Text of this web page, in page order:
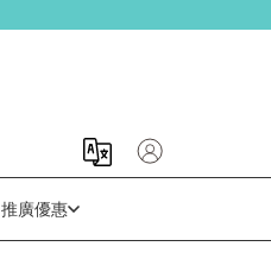
推廣優惠